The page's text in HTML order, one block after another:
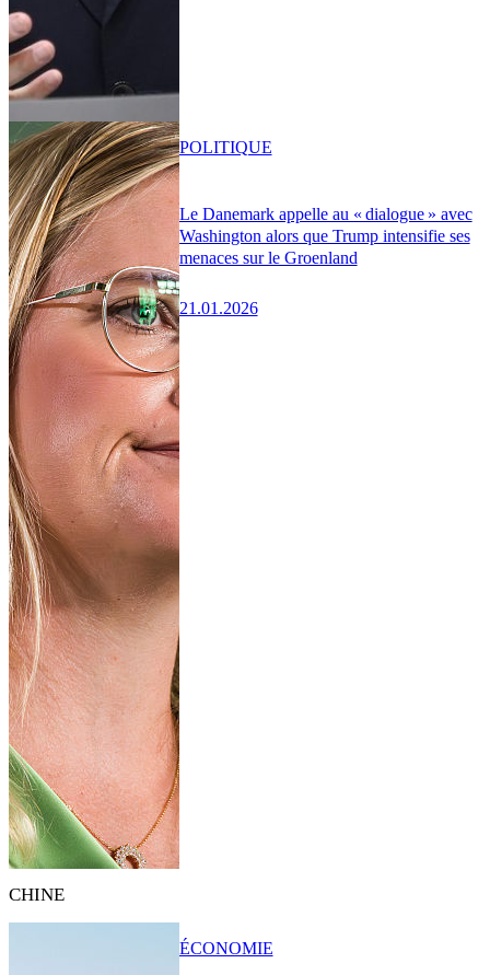
Le Danemark appelle au « dialogue » avec
Washington alors que Trump intensifie ses
menaces sur le Groenland
21.01.2026
POLITIQUE
CHINE
ÉCONOMIE